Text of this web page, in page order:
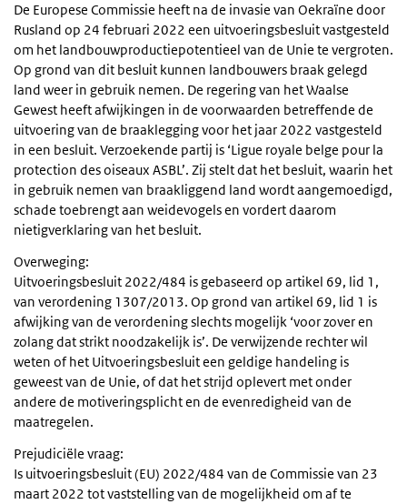
De Europese Commissie heeft na de invasie van Oekraïne door
Rusland op 24 februari 2022 een uitvoeringsbesluit vastgesteld
om het landbouwproductiepotentieel van de Unie te vergroten.
Op grond van dit besluit kunnen landbouwers braak gelegd
land weer in gebruik nemen. De regering van het Waalse
Gewest heeft afwijkingen in de voorwaarden betreffende de
uitvoering van de braaklegging voor het jaar 2022 vastgesteld
in een besluit. Verzoekende partij is ‘Ligue royale belge pour la
protection des oiseaux ASBL’. Zij stelt dat het besluit, waarin het
in gebruik nemen van braakliggend land wordt aangemoedigd,
schade toebrengt aan weidevogels en vordert daarom
nietigverklaring van het besluit.
Overweging:
Uitvoeringsbesluit 2022/484 is gebaseerd op artikel 69, lid 1,
van verordening 1307/2013. Op grond van artikel 69, lid 1 is
afwijking van de verordening slechts mogelijk ‘voor zover en
zolang dat strikt noodzakelijk is’. De verwijzende rechter wil
weten of het Uitvoeringsbesluit een geldige handeling is
geweest van de Unie, of dat het strijd oplevert met onder
andere de motiveringsplicht en de evenredigheid van de
maatregelen.
Prejudiciële vraag:
Is uitvoeringsbesluit (EU) 2022/484 van de Commissie van 23
maart 2022 tot vaststelling van de mogelijkheid om af te